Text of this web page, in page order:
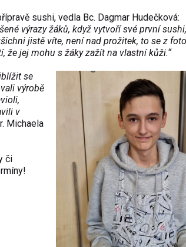
sushi, vedla Bc. Dagmar Hudečková:
výrazy žáků, když vytvoří své první sushi,
jistě víte, není nad prožitek, to se z
že jej mohu s žáky zažít na vlastní kůži.“
se
výrobě
v
Michaela
či